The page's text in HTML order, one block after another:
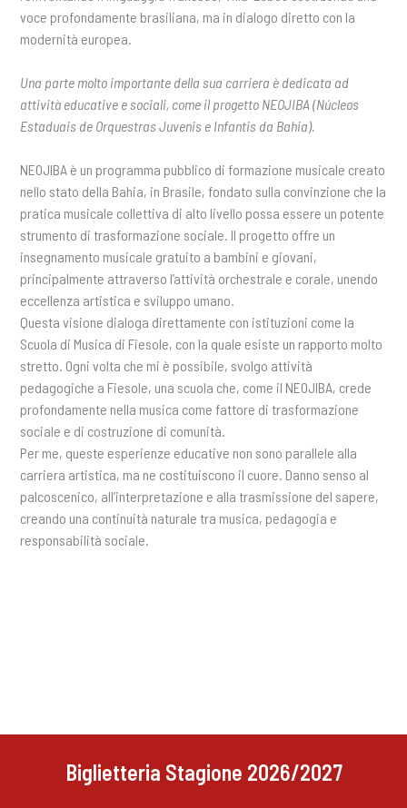
voce profondamente brasiliana, ma in dialogo diretto con la
modernità europea.
Una parte molto importante della sua carriera è dedicata ad
attività educative e sociali, come il progetto NEOJIBA (Núcleos
Estaduais de Orquestras Juvenis e Infantis da Bahia).
NEOJIBA è un programma pubblico di formazione musicale creato
nello stato della Bahia, in Brasile, fondato sulla convinzione che la
pratica musicale collettiva di alto livello possa essere un potente
strumento di trasformazione sociale. Il progetto offre un
insegnamento musicale gratuito a bambini e giovani,
principalmente attraverso l’attività orchestrale e corale, unendo
eccellenza artistica e sviluppo umano.
Questa visione dialoga direttamente con istituzioni come la
Scuola di Musica di Fiesole, con la quale esiste un rapporto molto
stretto. Ogni volta che mi è possibile, svolgo attività
pedagogiche a Fiesole, una scuola che, come il NEOJIBA, crede
profondamente nella musica come fattore di trasformazione
sociale e di costruzione di comunità.
Per me, queste esperienze educative non sono parallele alla
carriera artistica, ma ne costituiscono il cuore. Danno senso al
palcoscenico, all’interpretazione e alla trasmissione del sapere,
creando una continuità naturale tra musica, pedagogia e
responsabilità sociale.
Biglietteria Stagione 2026/2027